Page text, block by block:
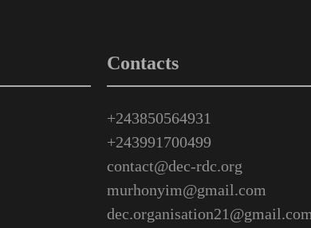
Contacts
+243850564931
+243991700499
contact@dec-rdc.org
murhonyim@gmail.com
dec.organisation21@gmail.com